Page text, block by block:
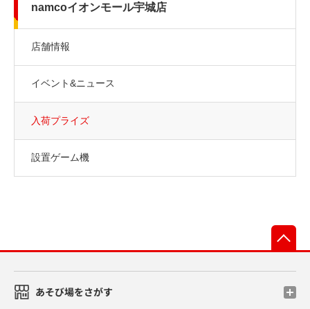
namcoイオンモール宇城店
店舗情報
イベント&ニュース
入荷プライズ
設置ゲーム機
あそび場をさがす